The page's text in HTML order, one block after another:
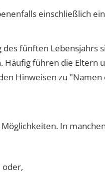
einschließlich
fünften Lebensjahrs
führen die Eltern
Hinweisen zu
In
oder,